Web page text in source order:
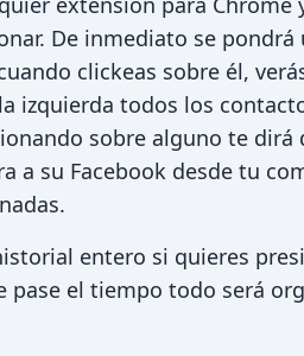
De inmediato se
clickeas sobre él,
izquierda todos los
sobre alguno te dirá
a su Facebook desde tu
entero si quieres
pase el tiempo todo será